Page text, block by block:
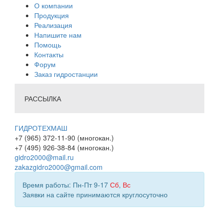
О компании
Продукция
Реализация
Напишите нам
Помощь
Контакты
Форум
Заказ гидростанции
РАССЫЛКА
ГИДРОТЕХМАШ
+7 (965) 372-11-90 (многокан.)
+7 (495) 926-38-84 (многокан.)
gidro2000@mail.ru
zakazgidro2000@gmail.com
Время работы: Пн-Пт 9-17 Сб, Вс
Заявки на сайте принимаются круглосуточно